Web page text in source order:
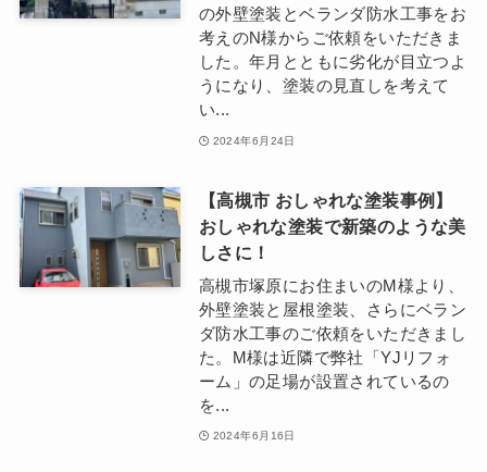
の外壁塗装とベランダ防水工事をお
考えのN様からご依頼をいただきま
した。年月とともに劣化が目立つよ
うになり、塗装の見直しを考えて
い...
2024年6月24日
【高槻市 おしゃれな塗装事例】
おしゃれな塗装で新築のような美
しさに！
高槻市塚原にお住まいのM様より、
外壁塗装と屋根塗装、さらにベラン
ダ防水工事のご依頼をいただきまし
た。M様は近隣で弊社「YJリフォ
ーム」の足場が設置されているの
を...
2024年6月16日